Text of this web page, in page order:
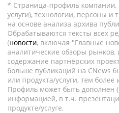
* Страница-профиль компании,
услуги), технологии, персоны и
на основе анализа архива
Обрабатываются тексты всех
(новости, включая "Главные
аналитические обзоры рынков,
содержание партнёрских
больше публикаций на CNews
или продукта/услуги, тем
Профиль может быть дополнен
информацией, в т.ч.
продукте/услуге.